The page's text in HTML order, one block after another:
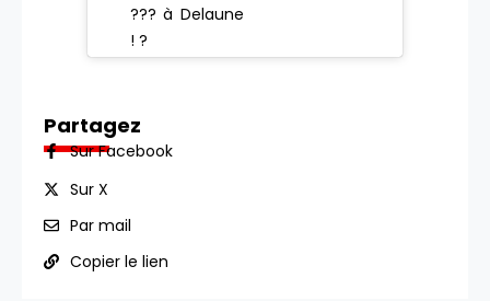
??? à Delaune
! ?️
Partagez
Sur Facebook
Sur X
Par mail
Copier le lien